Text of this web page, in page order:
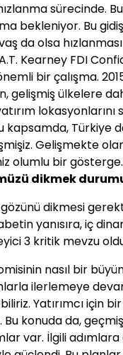
sürecinde.
bekleniyor. Bu
da olsa
Kearney FDI
bir çalışma.
gelişmiş ülkelere
Türkiye
Gelişmekte
olumlu bir
dikmek
dikmesi
yanısıra, iç
3 kritik mevzu
nasıl bir
ilerlemeye
Yatırımcı için
Bu konuda da,
var. İlgili